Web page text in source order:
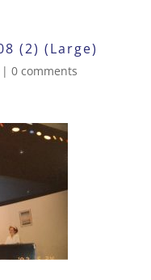
(2) (Large)
0 comments